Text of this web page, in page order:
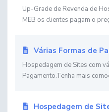
Up-Grade de Revenda de
MEB os clientes pagam o
Várias Formas de
Hospedagem de Sites com
Pagamento.Tenha mais
Hospedagem de